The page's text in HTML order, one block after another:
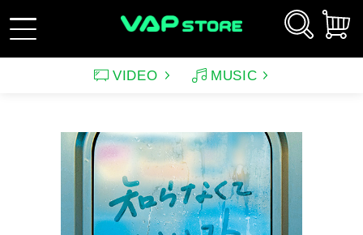
新規会員登録 ログイン
VIDEO MUSIC
サウンドトラック（テレ
アニメーション（CD）
アンパンマン音楽商品
その他
韓国ドラマ アニメーション
アンパンマン ルパン三世
イメージ